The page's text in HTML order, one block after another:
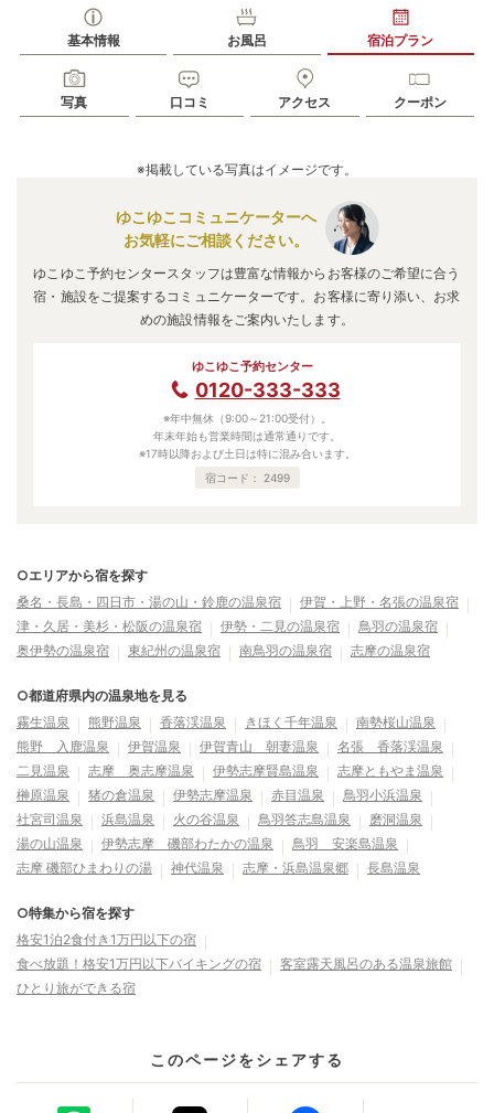
基本情報 お風呂 宿泊プラン
写真 口コミ アクセス クーポン
※掲載している写真はイメージです。
ゆこゆこコミュニケーターへ
お気軽にご相談ください。
ゆこゆこ予約センタースタッフは豊富な情報からお客様のご希望に合う
宿・施設をご提案するコミュニケーターです。お客様に寄り添い、お求
めの施設情報をご案内いたします。
ゆこゆこ予約センター
0120-333-333
※年中無休（9:00～21:00受付）。
年末年始も営業時間は通常通りです。
※17時以降および土日は特に混み合います。
宿コード：
2499
○エリアから宿を探す
桑名・長島・四日市・湯の山・鈴鹿の温泉宿
伊賀・上野・名張の温泉宿
津・久居・美杉・松阪の温泉宿
伊勢・二見の温泉宿
鳥羽の温泉宿
奥伊勢の温泉宿
東紀州の温泉宿 南鳥羽の温泉宿 志摩の温泉宿
○都道府県内の温泉地を見る
霧生温泉
熊野温泉 香落渓温泉 きほく千年温泉
南勢桜山温泉
熊野 入鹿温泉
伊賀温泉 伊賀青山 朝妻温泉
名張 香落渓温泉
二見温泉
志摩 奥志摩温泉 伊勢志摩賢島温泉
志摩ともやま温泉
榊原温泉
猪の倉温泉 伊勢志摩温泉 赤目温泉
鳥羽小浜温泉
社宮司温泉
浜島温泉 火の谷温泉 鳥羽答志島温泉
磨洞温泉
湯の山温泉
伊勢志摩 磯部わたかの温泉
鳥羽 安楽島温泉
志摩 磯部ひまわりの湯
神代温泉 志摩・浜島温泉郷 長島温泉
○特集から宿を探す
格安1泊2食付き1万円以下の宿
食べ放題！格安1万円以下バイキングの宿
客室露天風呂のある温泉旅館
ひとり旅ができる宿
このページをシェアする